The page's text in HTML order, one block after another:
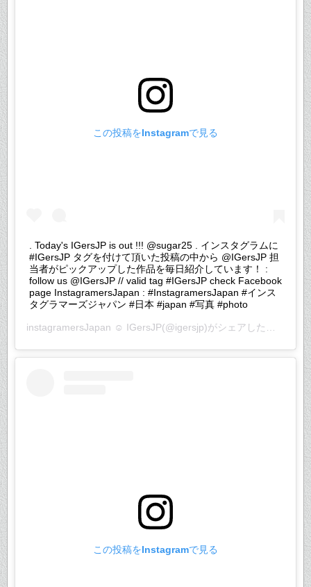
この投稿をInstagramで見る
. Today's IGersJP is out !!! @sugar25 . インスタグラムに
#IGersJP タグを付けて頂いた投稿の中から @IGersJP 担
当者がピックアップした作品を毎日紹介しています！ :
follow us @IGersJP // valid tag #IGersJP check Facebook
page InstagramersJapan : #InstagramersJapan #インス
タグラマーズジャパン #日本 #japan #写真 #photo
instagramersJapan ☺︎ IGersJP(@igersjp)がシェアした投稿 –
この投稿をInstagramで見る